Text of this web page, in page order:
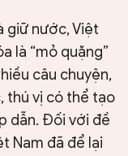
giữ nước, Việt
là “mỏ quặng”
câu chuyện,
thú vị có thể tạo
dẫn. Đối với đề
Nam đã để lại